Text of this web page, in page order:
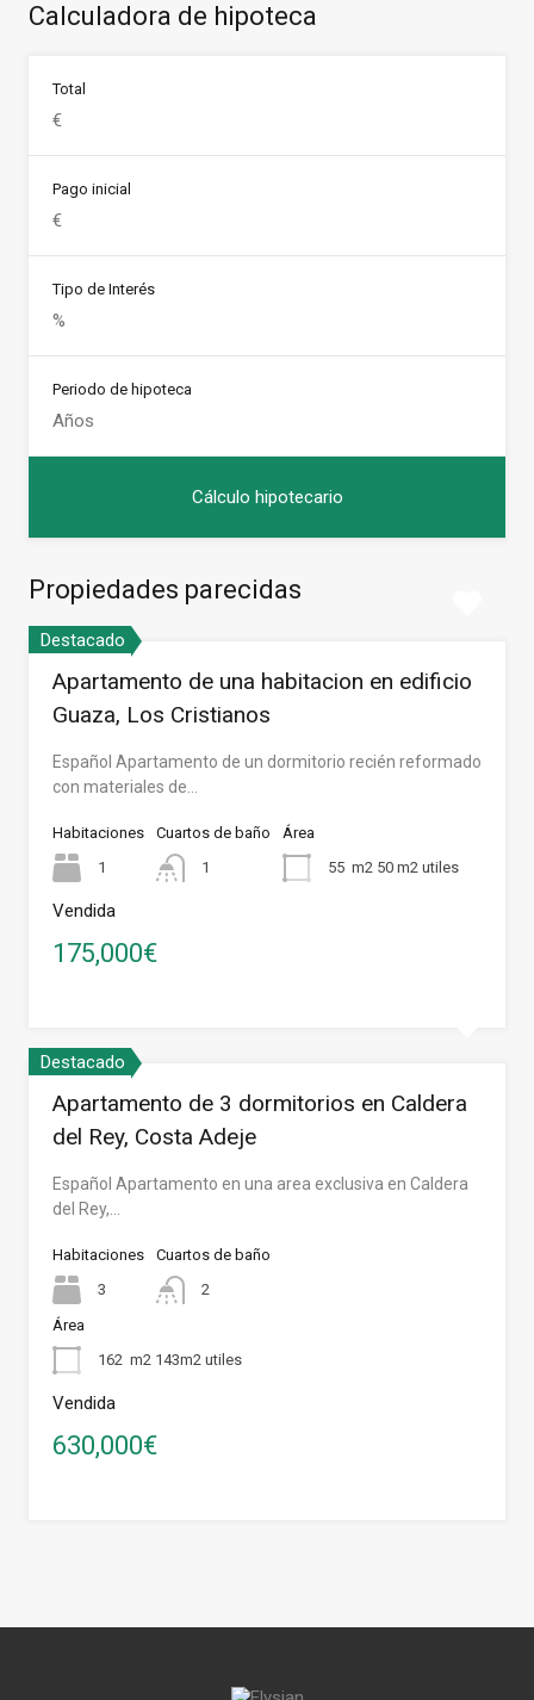
Calculadora de hipoteca
Total
Pago inicial
Tipo de Interés
Periodo de hipoteca
Propiedades parecidas
Destacado
Apartamento de una habitacion en edificio
Guaza, Los Cristianos
Español Apartamento de un dormitorio recién reformado
con materiales de…
Habitaciones
1
Cuartos de baño
1
Área
55 m2 50 m2 utiles
Vendida
175,000€
Destacado
Apartamento de 3 dormitorios en Caldera
del Rey, Costa Adeje
Español Apartamento en una area exclusiva en Caldera
del Rey,…
Habitaciones
3
Cuartos de baño
2
Área
162 m2 143m2 utiles
Vendida
630,000€